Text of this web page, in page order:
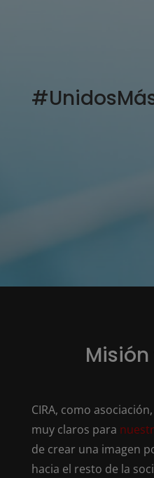
CIRA, como
muy claros para
de crear una imagen
hacia el resto de la